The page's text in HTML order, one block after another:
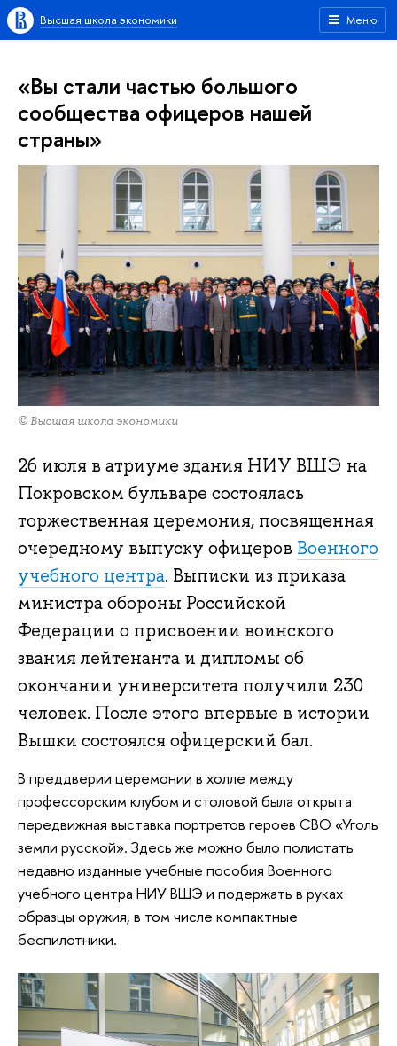
Меню
Высшая школа экономики
«Вы стали частью большого
сообщества офицеров нашей
страны»
© Высшая школа экономики
26 июля в атриуме здания НИУ ВШЭ на
Покровском бульваре состоялась
торжественная церемония, посвященная
очередному выпуску офицеров Военного
учебного центра. Выписки из приказа
министра обороны Российской
Федерации о присвоении воинского
звания лейтенанта и дипломы об
окончании университета получили 230
человек. После этого впервые в истории
Вышки состоялся офицерский бал.
В преддверии церемонии в холле между
профессорским клубом и столовой была открыта
передвижная выставка портретов героев СВО «Уголь
земли русской». Здесь же можно было полистать
недавно изданные учебные пособия Военного
учебного центра НИУ ВШЭ и подержать в руках
образцы оружия, в том числе компактные
беспилотники.